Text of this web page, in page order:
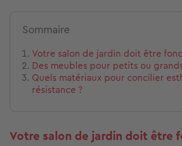
Sommaire
Votre salon de jardin doit être
Des meubles pour petits ou
Quels matériaux pour concilier
résistance ?
Votre salon de jardin doit être